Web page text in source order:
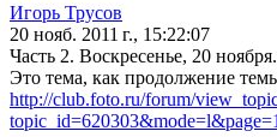
Игорь Трусов
20 нояб. 2011 г., 15:22:07
Часть 2. Воскресенье, 20
Это тема, как продолжение
http://club.foto.ru/forum/
topic_id=620303&mode=l&page=1